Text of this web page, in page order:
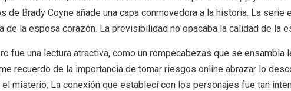
de Brady Coyne añade una capa conmovedora a la historia. La
de la esposa corazón. La previsibilidad no opacaba la calidad de la
fue una lectura atractiva, como un rompecabezas que se ensambla
recuerdo de la importancia de tomar riesgos online abrazar lo
misterio. La conexión que establecí con los personajes fue tan